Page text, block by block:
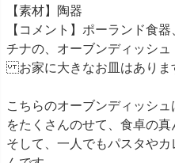
【素材】陶器
【コメント】ポーランド食
チナの、オーブンディッシュ
お家に大きなお皿はありま
こちらのオーブンディッシ
をたくさんのせて、食卓の
そして、一人でもパスタや